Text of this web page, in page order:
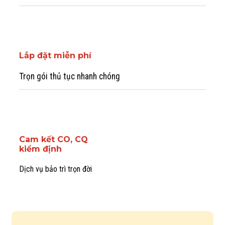
Lắp đặt miễn phí
Trọn gói thủ tục nhanh chóng
Cam kết CO, CQ
kiểm định
Dịch vụ bảo trì trọn đời